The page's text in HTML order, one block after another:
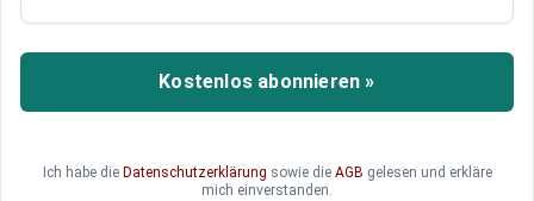
entscheidend – KI-Boom auf
dem Prüfstand
werden. Nach der jüngsten Kursrally der Nvidia-
Kostenlos abonnieren »
Ich habe die Datenschutzerklärung sowie die AGB gelesen und erkläre
mich einverstanden.